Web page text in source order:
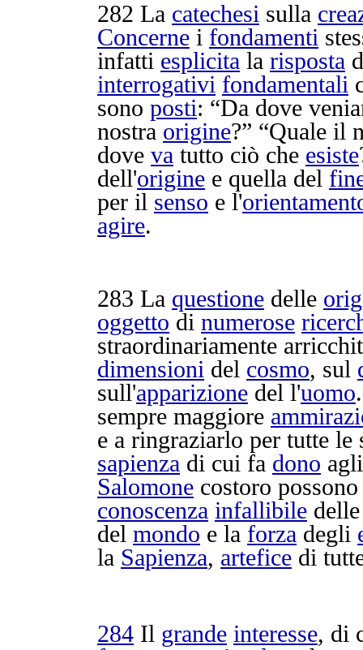
282 La catechesi sulla
Concerne i fondamenti
infatti esplicita la risposta
interrogativi fondamentali
sono posti: “Da dove
nostra origine?” “Quale il
dove va tutto ciò che esiste
dell'origine e quella del
per il senso e l'
agire.
283 La questione delle
oggetto di numerose
straordinariamente
dimensioni del cosmo, sul
sull'apparizione del l'uomo
sempre maggiore
e a ringraziarlo per tutte le
sapienza di cui fa dono
Salomone costoro
conoscenza infallibile
del mondo e la forza degli
la Sapienza, artefice di
284 Il grande interesse, di